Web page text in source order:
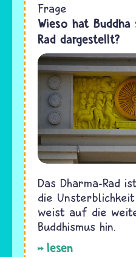
Frage
Wieso hat Buddha
Rad dargestellt?
Das Dharma-Rad
die
weist auf die
Buddhismus hin.
lesen